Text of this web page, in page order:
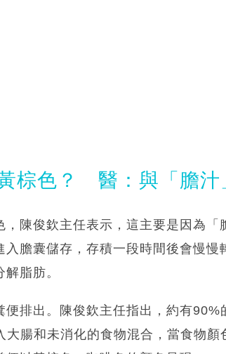
棕色？ 醫：與「膽汁
陳俊欽主任表示，這主要是因為「
膽囊儲存，存積一段時間後會慢慢
脂肪。
排出。陳俊欽主任指出，約有90%
腸和未消化的食物混合，當食物顏